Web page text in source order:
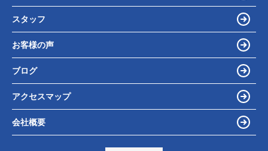
スタッフ
お客様の声
ブログ
アクセスマップ
会社概要